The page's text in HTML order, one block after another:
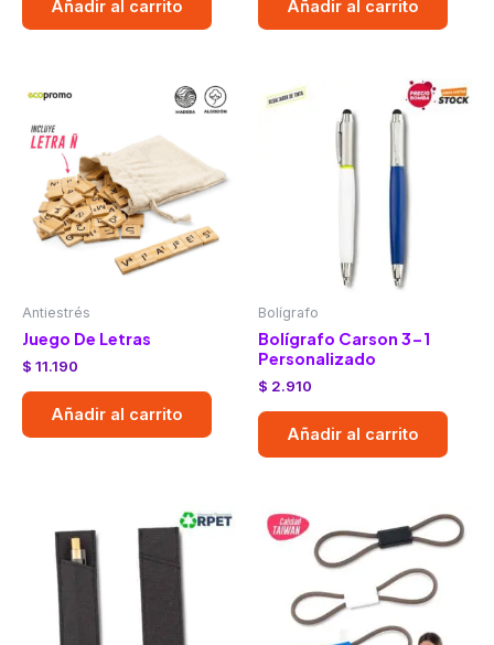
Añadir al carrito Añadir al carrito
Antiestrés
Juego De Letras
$ 11.190
Añadir al carrito
Bolígrafo
Bolígrafo Carson 3-1
Personalizado
$ 2.910
Añadir al carrito